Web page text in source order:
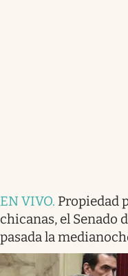
EN VIVO. Propiedad
chicanas, el Senado
pasada la